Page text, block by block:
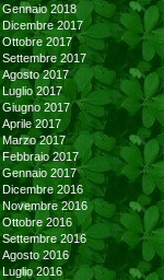
Gennaio 2018
Dicembre 2017
Ottobre 2017
Settembre 2017
Agosto 2017
Luglio 2017
Giugno 2017
Aprile 2017
Marzo 2017
Febbraio 2017
Gennaio 2017
Dicembre 2016
Novembre 2016
Ottobre 2016
Settembre 2016
Agosto 2016
Luglio 2016